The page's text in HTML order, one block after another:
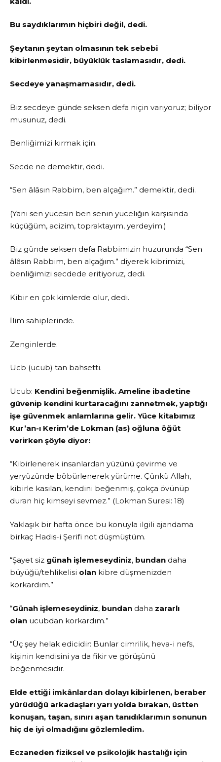
Bu saydıklarımın hiçbiri değil, dedi.
Şeytanın şeytan olmasının tek sebebi
kibirlenmesidir, büyüklük taslamasıdır, dedi.
Secdeye yanaşmamasıdır, dedi.
Biz secdeye günde seksen defa niçin varıyoruz; biliyor
musunuz, dedi.
Benliğimizi kırmak için.
Secde ne demektir, dedi.
“Sen âlâsın Rabbim, ben alçağım.” demektir, dedi.
(Yani sen yücesin ben senin yüceliğin karşısında
küçüğüm, acizim, topraktayım, yerdeyim.)
Biz günde seksen defa Rabbimizin huzurunda “Sen
âlâsın Rabbim, ben alçağım.” diyerek kibrimizi,
benliğimizi secdede eritiyoruz, dedi.
Kibir en çok kimlerde olur, dedi.
İlim sahiplerinde.
Zenginlerde.
Ucb (ucub) tan bahsetti.
Ucub: Kendini beğenmişlik. Ameline ibadetine
güvenip kendini kurtaracağını zannetmek, yaptığı
işe güvenmek anlamlarına gelir. Yüce kitabımız
Kur’an-ı Kerim’de Lokman (as) oğluna öğüt
verirken şöyle diyor:
“Kibirlenerek insanlardan yüzünü çevirme ve
yeryüzünde böbürlenerek yürüme. Çünkü Allah,
kibirle kasılan, kendini beğenmiş, çokça övünüp
duran hiç kimseyi sevmez.” (Lokman Suresi: 18)
Yaklaşık bir hafta önce bu konuyla ilgili ajandama
birkaç Hadis-i Şerifi not düşmüştüm.
“Şayet siz günah işlemeseydiniz, bundan daha
büyüğü/tehlikelisi olan kibre düşmenizden
korkardım.”
“Günah işlemeseydiniz, bundan daha zararlı
olan ucubdan korkardım.”
“Üç şey helak edicidir: Bunlar cimrilik, heva-i nefs,
kişinin kendisini ya da fikir ve görüşünü
beğenmesidir.
Elde ettiği imkânlardan dolayı kibirlenen, beraber
yürüdüğü arkadaşları yarı yolda bırakan, üstten
konuşan, taşan, sınırı aşan tanıdıklarımın sonunun
hiç de iyi olmadığını gözlemledim.
Eczaneden fiziksel ve psikolojik hastalığı için